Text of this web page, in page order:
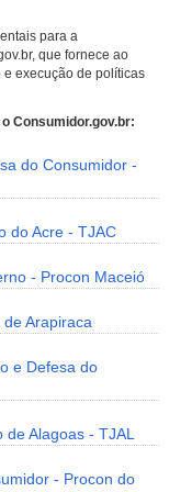
para a
que fornece ao
execução de políticas
Consumidor.gov.br:
do Consumidor -
do Acre - TJAC
- Procon Maceió
Arapiraca
e Defesa do
de Alagoas - TJAL
- Procon do